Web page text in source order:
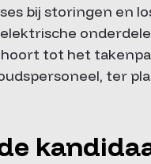
bij storingen en
tot het
ter